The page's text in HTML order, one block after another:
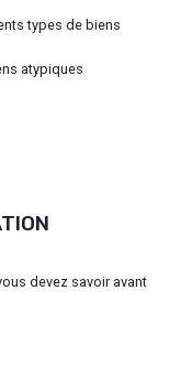
types de biens
atypiques
devez savoir avant